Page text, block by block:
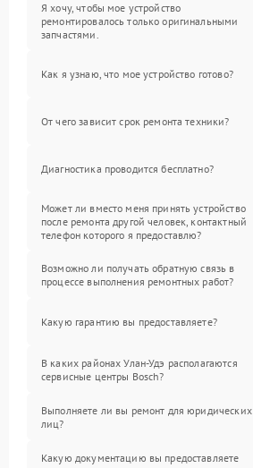
Я хочу, чтобы мое устройство
ремонтировалось только оригинальными
запчастями.
Как я узнаю, что мое устройство готово?
От чего зависит срок ремонта техники?
Диагностика проводится бесплатно?
Может ли вместо меня принять устройство
после ремонта другой человек, контактный
телефон которого я предоставлю?
Возможно ли получать обратную связь в
процессе выполнения ремонтных работ?
Какую гарантию вы предоставляете?
В каких районах Улан-Удэ располагаются
сервисные центры Bosch?
Выполняете ли вы ремонт для юридических
лиц?
Какую документацию вы предоставляете